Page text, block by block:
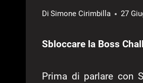
Di Simone Cirimbilla 27
Sbloccare la Boss
Prima di parlare con